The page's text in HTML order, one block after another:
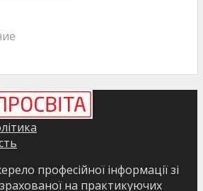
професійної інформації зі
на практикуючих